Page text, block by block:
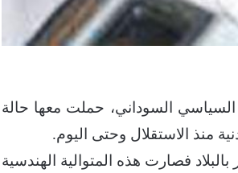
السوداني، حملت معها حالة
منذ الاستقلال وحتى اليوم.
فصارت هذه المتوالية الهندسية